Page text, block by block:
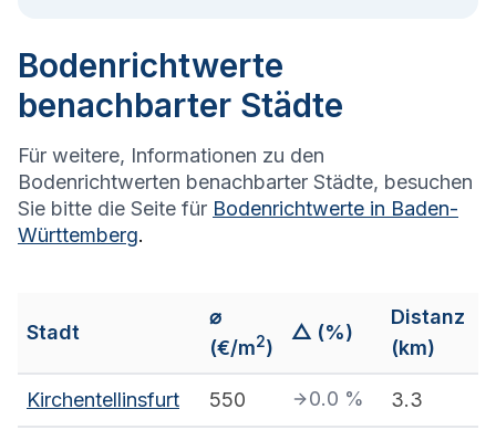
Bodenrichtwerte
benachbarter Städte
Für weitere, Informationen zu den
Bodenrichtwerten benachbarter Städte, besuchen
Sie bitte die Seite für Bodenrichtwerte in Baden-
Württemberg.
Stadt
⌀
(€/m2)
△ (%)
Distanz
(km)
Kirchentellinsfurt 550 0.0 % 3.3